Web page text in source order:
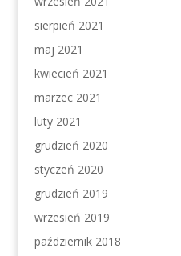
sierpień 2021
maj 2021
kwiecień 2021
marzec 2021
luty 2021
grudzień 2020
styczeń 2020
grudzień 2019
wrzesień 2019
październik 2018